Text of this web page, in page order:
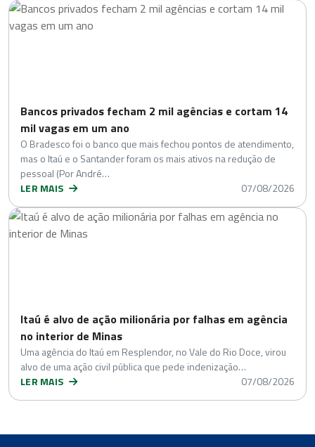
Bancos privados fecham 2 mil agências e cortam 14
mil vagas em um ano
O Bradesco foi o banco que mais fechou pontos de atendimento,
mas o Itaú e o Santander foram os mais ativos na redução de
pessoal (Por André…
LER MAIS
07/08/2026
Itaú é alvo de ação milionária por falhas em agência
no interior de Minas
Uma agência do Itaú em Resplendor, no Vale do Rio Doce, virou
alvo de uma ação civil pública que pede indenização…
LER MAIS
07/08/2026